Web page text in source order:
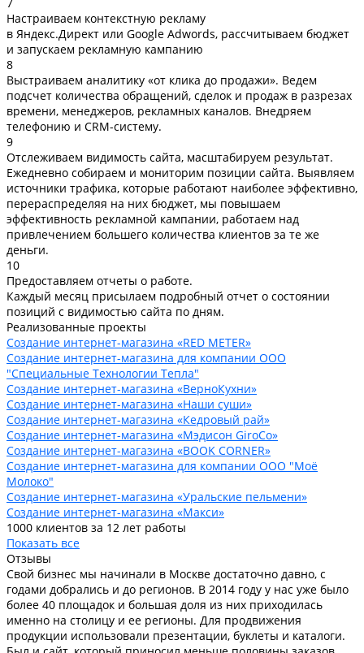
Настраиваем контекстную рекламу
в Яндекс.Директ или Google Adwords, рассчитываем бюджет
и запускаем рекламную кампанию
8
Выстраиваем аналитику «от клика до продажи». Ведем
подсчет количества обращений, сделок и продаж в разрезах
времени, менеджеров, рекламных каналов. Внедряем
телефонию и CRM-систему.
9
Отслеживаем видимость сайта, масштабируем результат.
Ежедневно собираем и мониторим позиции сайта. Выявляем
источники трафика, которые работают наиболее эффективно,
перераспределяя на них бюджет, мы повышаем
эффективность рекламной кампании, работаем над
привлечением большего количества клиентов за те же
деньги.
10
Предоставляем отчеты о работе.
Каждый месяц присылаем подробный отчет о состоянии
позиций с видимостью сайта по дням.
Реализованные проекты
Создание интернет-магазина «RED METER»
Создание интернет-магазина для компании ООО
"Cпециальные Технологии Тепла"
Создание интернет-магазина «ВерноКухни»
Создание интернет-магазина «Наши суши»
Создание интернет-магазина «Кедровый рай»
Создание интернет-магазина «Мэдисон GiroCo»
Создание интернет-магазина «BOOK CORNER»
Создание интернет-магазина для компании ООО "Моё
Молоко"
Создание интернет-магазина «Уральские пельмени»
Создание интернет-магазина «Макси»
1000 клиентов за 12 лет работы
Показать все
Отзывы
Свой бизнес мы начинали в Москве достаточно давно, с
годами добрались и до регионов. В 2014 году у нас уже было
более 40 площадок и большая доля из них приходилась
именно на столицу и ее регионы. Для продвижения
продукции использовали презентации, буклеты и каталоги.